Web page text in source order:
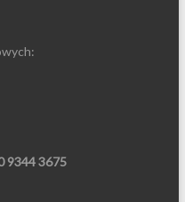
9344 3675